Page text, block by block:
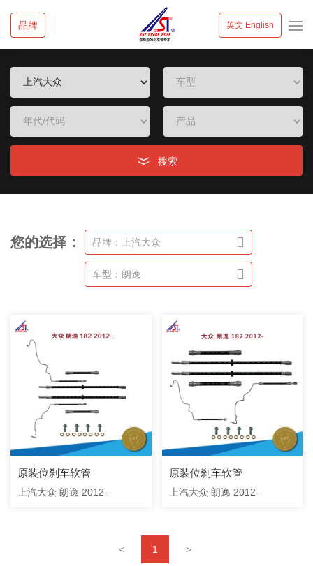
品牌 英文 English
搜索
您的选择： 品牌：上汽大众
车型：朗逸
原装位刹车软管
上汽大众 朗逸 2012-
原装位刹车软管
上汽大众 朗逸 2012-
< 1 >